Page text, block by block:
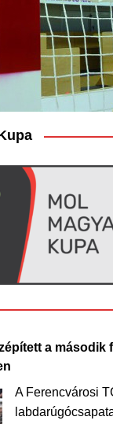
a második
A Ferencvárosi